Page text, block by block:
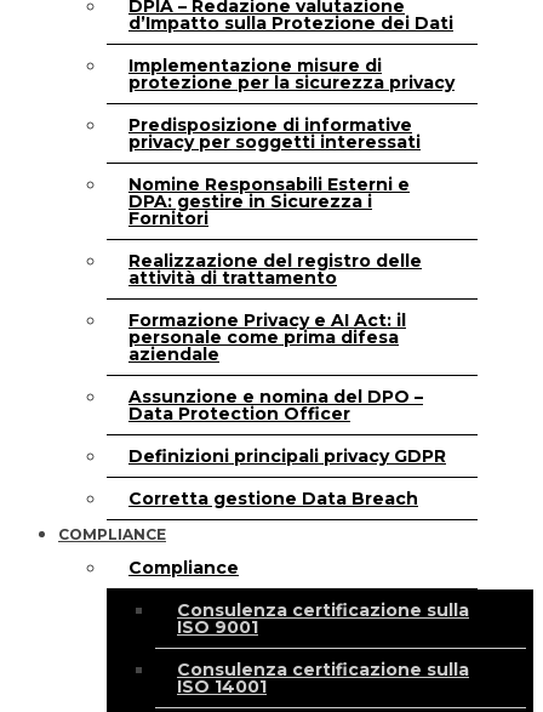
DPIA – Redazione valutazione
d’Impatto sulla Protezione dei Dati
Implementazione misure di
protezione per la sicurezza privacy
Predisposizione di informative
privacy per soggetti interessati
Nomine Responsabili Esterni e
DPA: gestire in Sicurezza i
Fornitori
Realizzazione del registro delle
attività di trattamento
Formazione Privacy e AI Act: il
personale come prima difesa
aziendale
Assunzione e nomina del DPO –
Data Protection Officer
Definizioni principali privacy GDPR
Corretta gestione Data Breach
COMPLIANCE
Compliance
Consulenza certificazione sulla
ISO 9001
Consulenza certificazione sulla
ISO 14001